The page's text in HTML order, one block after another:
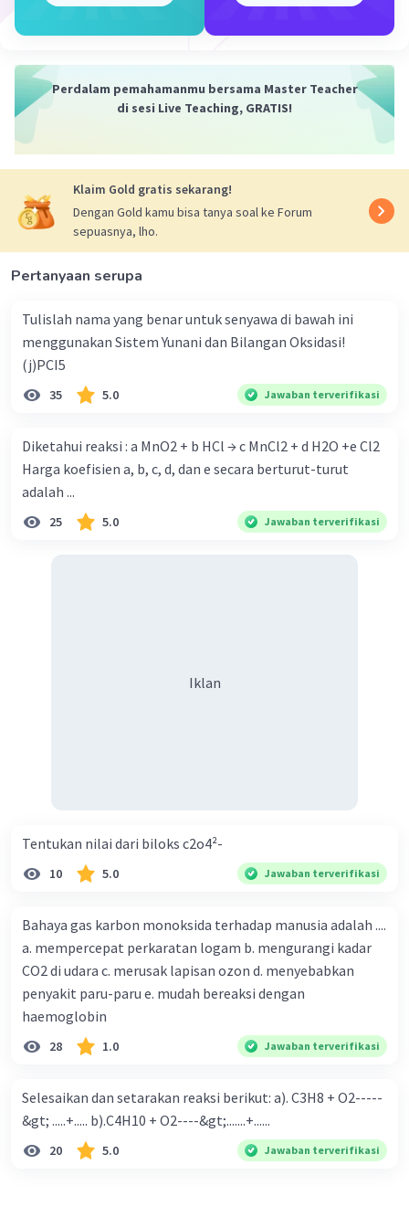
putih yang dibakar.
n = m/Mr
n = 2,145 mol.
Sehingga, kalor yang dilepaskan adalah:
Qreaksi= ∆H x n
Q
= −3.013 x 2,145
Qreaksi= −6462,885 kJ.
lingkungan.
Balas
Perdalam pemahamanmu bersama Master Teacher
di sesi Live Teaching, GRATIS!
Klaim Gold gratis sekarang!
Dengan Gold kamu bisa tanya soal ke Forum
sepuasnya, lho.
Pertanyaan serupa
Tulislah nama yang benar untuk senyawa di bawah ini
menggunakan Sistem Yunani dan Bilangan Oksidasi!
(j)PCI5
35 5.0 Jawaban terverifikasi
Diketahui reaksi : a MnO2 + b HCl → c MnCl2 + d H2O +e Cl2
Harga koefisien a, b, c, d, dan e secara berturut-turut
adalah ...
25 5.0 Jawaban terverifikasi
Iklan
Tentukan nilai dari biloks c2o4²-
10 5.0 Jawaban terverifikasi
Bahaya gas karbon monoksida terhadap manusia adalah ....
a. mempercepat perkaratan logam b. mengurangi kadar
CO2 di udara c. merusak lapisan ozon d. menyebabkan
penyakit paru-paru e. mudah bereaksi dengan
haemoglobin
28 1.0 Jawaban terverifikasi
Selesaikan dan setarakan reaksi berikut: a). C3H8 + O2-----
&gt; .....+..... b).C4H10 + O2----&gt;.......+......
20 5.0 Jawaban terverifikasi